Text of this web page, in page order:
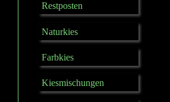
Restposten
Naturkies
Farbkies
Kiesmischungen